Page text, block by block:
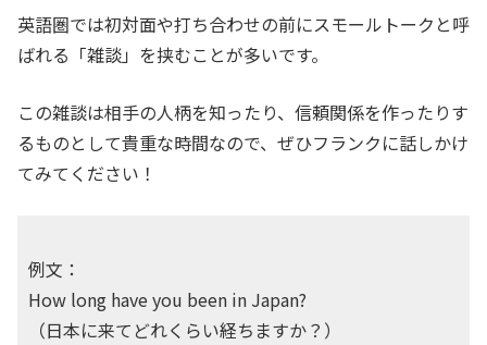
英語圏では初対面や打ち合わせの前にスモールトークと呼
ばれる「雑談」を挟むことが多いです。
この雑談は相手の人柄を知ったり、信頼関係を作ったりす
るものとして貴重な時間なので、ぜひフランクに話しかけ
てみてください！
例文：
How long have you been in Japan?
（日本に来てどれくらい経ちますか？）